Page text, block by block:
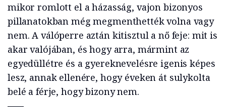
mikor romlott el a házasság, vajon bizonyos
pillanatokban még megmenthették volna vagy
nem. A válóperre aztán kitisztul a nő feje: mit is
akar valójában, és hogy arra, mármint az
egyedüllétre és a gyereknevelésre igenis képes
lesz, annak ellenére, hogy éveken át sulykolta
belé a férje, hogy bizony nem.